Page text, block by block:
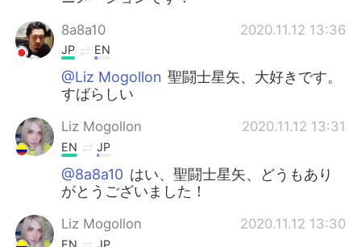
8a8a10 2020.11.12 13:36
JP EN
@Liz Mogollon 聖闘士星矢、大好きです。
すばらしい
Liz Mogollon 2020.11.12 13:31
EN JP
@8a8a10 はい、聖闘士星矢、どうもあり
がとうございました！
Liz Mogollon 2020.11.12 13:30
EN JP